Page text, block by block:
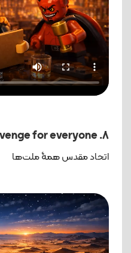
8. Revenge for everyone
اتحاد مقدس همۀ ملت‌ها